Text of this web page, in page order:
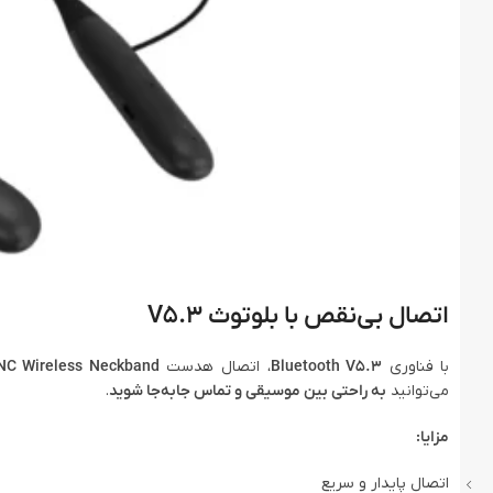
اتصال بی‌نقص با بلوتوث V5.3
با فناوری Bluetooth V5.3، اتصال هدست Wireless Neckband
می‌توانید به راحتی بین موسیقی و تماس جابه‌جا شوید.
مزایا:
اتصال پایدار و سریع